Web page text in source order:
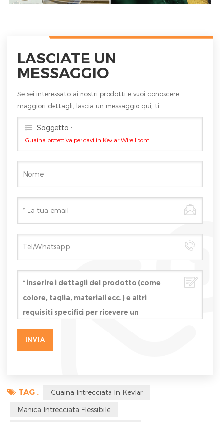
LASCIATE UN
MESSAGGIO
Se sei interessato ai nostri prodotti e vuoi conoscere
maggiori dettagli, lascia un messaggio qui, ti
risponderemo al più presto
Soggetto :
Guaina protettiva per cavi in Kevlar Wire Loom
TAG : Guaina Intrecciata In Kevlar
Manica Intrecciata Flessibile